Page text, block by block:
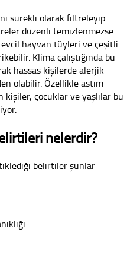
sürekli olarak filtreleyip
düzenli temizlenmezse
hayvan tüyleri ve çeşitli
Klima çalıştığında bu
hassas kişilerde alerjik
olabilir. Özellikle astım
kişiler, çocuklar ve yaşlılar bu
nelerdir?
belirtiler şunlar